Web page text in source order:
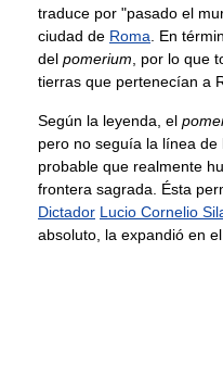
traduce por "pasado el
ciudad de Roma . En
del pomerium , por lo que
tierras que pertenecían a
Según la leyenda, el
pero no seguía la línea
probable que realmente
frontera sagrada. Ésta
Dictador Lucio Cornelio
absoluto, la expandió en